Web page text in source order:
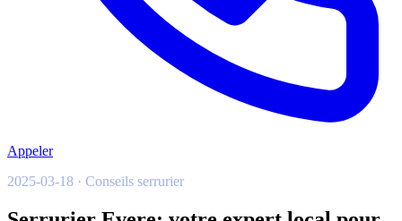
Appeler
2025-03-18 · Conseils serrurier